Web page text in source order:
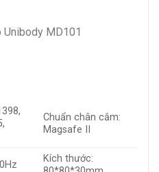
Chuẩn chân cắm:
Magsafe II
Kích thước: